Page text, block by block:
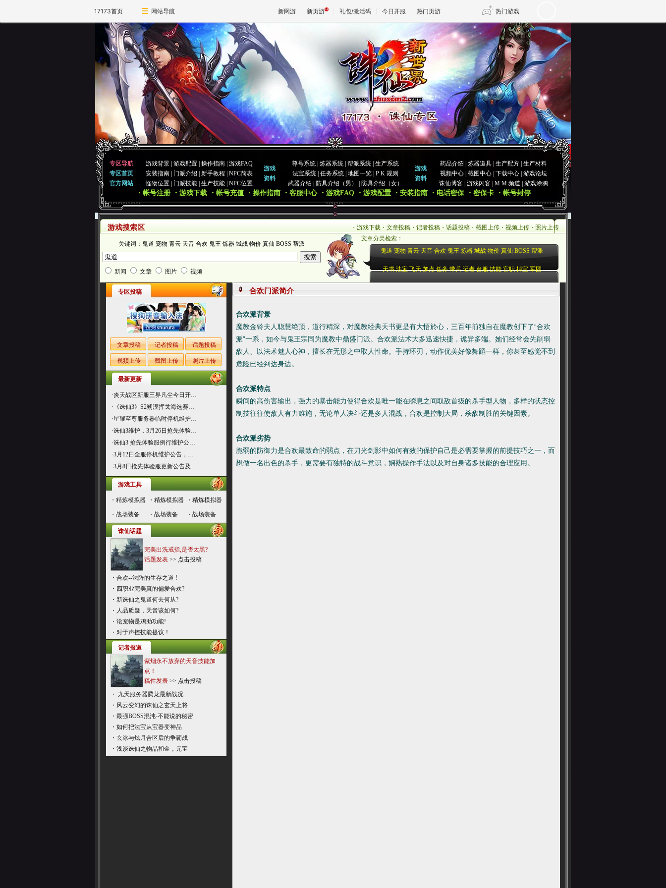
17173首页 网站导航 新网游 新页游 礼包/激活码 今日开服 热门页游 热门游戏
DNF 传奇4
天堂 剑网3旗舰版 新天龙八部
王权与自由 诛仙世界 仙剑世界
专区导航
专区首页
官方网站
游戏背景| 游戏配置| 操作指南| 游戏FAQ
安装指南| 门派介绍 新手教程
NPC简表
怪物位置| 门派技能| 生产技能| NPC位置
游戏
资料
尊号系统| 炼器系统| 帮派系统| 生产系统
法宝系统| 任务系统| 地图一览| P K 规则
武器介绍
防具介绍（男） 防具介绍（女）
游戏
资料
药品介绍 炼器道具| 生产配方| 生产材料
视频中心| 截图中心| 下载中心| 游戏论坛
诛仙博客| 游戏闪客| M M 频道 游戏涂鸦
・帐号注册 ・游戏下载 ・帐号充值 ・操作指南 ・客服中心 ・游戏FAQ ・游戏配置 ・安装指南 ・电话密保 ・密保卡 ・帐号封停
游戏搜索区 ・ 游戏下载・ 文章投稿・ 记者投稿・ 话题投稿・ 截图上传・ 视频上传・ 照片上传
关键词： 鬼道 宠物 青云 天音 合欢 鬼王 炼器 城战 物价 真仙 BOSS 帮派
新闻 文章 图片 视频
文章分类检索：
鬼道 宠物 青云 天音 合欢 鬼王 炼器 城战 物价 真仙 BOSS 帮派
天书 法宝 飞天 加点 任务 带兵 记者 台服 技能 官职 掉宝 军团
专区投稿
文章投稿 记者投稿 话题投稿
视频上传 截图上传 照片上传
最新更新
·炎天战区新服三界凡尘今日开…
· 《诛仙3》S2朔漠挥戈海选赛…
·星耀至尊服务器临时停机维护…
·诛仙3维护，3月26日抢先体验…
·诛仙3 抢先体验服例行维护公…
·3月12日全服停机维护公告，…
·3月8日抢先体验服更新公告及…
游戏工具
・ 精炼模拟器 ・ 精炼模拟器 ・ 精炼模拟器
・ 战场装备 ・ 战场装备 ・ 战场装备
诛仙话题
完美出洗戒指,是否太黑?
话题发表 >> 点击投稿
・ 合欢--法阵的生存之道 !
・ 四职业完美真的偏爱合欢?
・ 新诛仙之鬼道何去何从?
・ 人品质疑，天音该如何?
・ 论宠物是鸡助功能!
・ 对于声控技能提议！
记者报道
紫烟永不放弃的天音技能加
点！
稿件发表 >> 点击投稿
・
九天服务器腾龙最新战况
・ 风云变幻的诛仙之玄天上将
・ 最强BOSS混沌-不能说的秘密
・ 如何把法宝从宝器变神品
・ 玄冰与炫月合区后的争霸战
・ 浅谈诛仙之物品和金，元宝
合欢门派简介
合欢派背景
魔教金铃夫人聪慧绝顶，道行精深，对魔教经典天书更是有大悟於心，三百年前独自在魔教创下了“合欢
派”一系，如今与鬼王宗同为魔教中鼎盛门派。合欢派法术大多迅速快捷，诡异多端。她们经常会先削弱
敌人、以法术魅人心神，擅长在无形之中取人性命。手持环刃，动作优美好像舞蹈一样，你甚至感觉不到
危险已经到达身边。
合欢派特点
瞬间的高伤害输出，强力的暴击能力使得合欢是唯一能在瞬息之间取敌首级的杀手型人物，多样的状态控
制技往往使敌人有力难施，无论单人决斗还是多人混战，合欢是控制大局，杀敌制胜的关键因素。
合欢派劣势
脆弱的防御力是合欢最致命的弱点，在刀光剑影中如何有效的保护自己是必需要掌握的前提技巧之一，而
想做一名出色的杀手，更需要有独特的战斗意识，娴熟操作手法以及对自身诸多技能的合理应用。